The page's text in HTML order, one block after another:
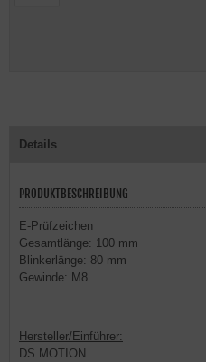
Details
PRODUKTBESCHREIBUNG
E-Prüfzeichen
Gesamtlänge: 100 mm
Blinkerlänge: 80 mm
Gewinde: M8
Hersteller/Einführer:
DS MOTION